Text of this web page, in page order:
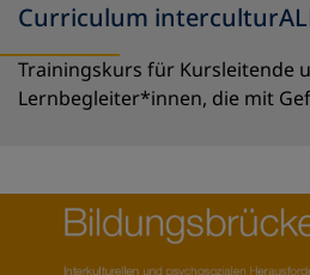
Curriculum
Trainingskurs für Kursleitende
Lernbegleiter*innen, die mit